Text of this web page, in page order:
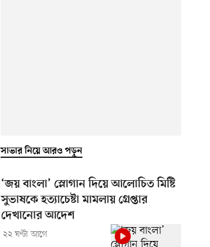
সাভার নিয়ে আরও পড়ুন
‘জয় বাংলা’ স্লোগান দিয়ে আলোচিত মিষ্টি
সুভাষকে হত্যাচেষ্টা মামলায় গ্রেপ্তার
দেখানোর আদেশ
২২ ঘণ্টা আগে